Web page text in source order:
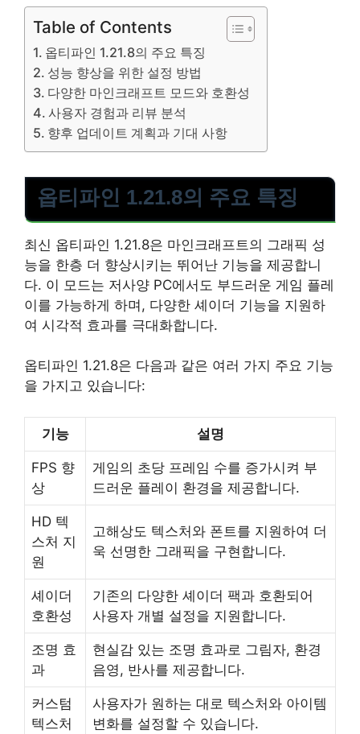
Table of Contents
옵티파인 1.21.8의 주요 특징
성능 향상을 위한 설정 방법
다양한 마인크래프트 모드와 호환성
사용자 경험과 리뷰 분석
향후 업데이트 계획과 기대 사항
옵티파인 1.21.8의 주요 특징
최신 옵티파인 1.21.8은 마인크래프트의 그래픽 성
능을 한층 더 향상시키는 뛰어난 기능을 제공합니
다. 이 모드는 저사양 PC에서도 부드러운 게임 플레
이를 가능하게 하며, 다양한 셰이더 기능을 지원하
여 시각적 효과를 극대화합니다.
옵티파인 1.21.8은 다음과 같은 여러 가지 주요 기능
을 가지고 있습니다:
기능 설명
FPS 향
상
게임의 초당 프레임 수를 증가시켜 부
드러운 플레이 환경을 제공합니다.
HD 텍
스처 지
원
고해상도 텍스처와 폰트를 지원하여 더
욱 선명한 그래픽을 구현합니다.
셰이더
호환성
기존의 다양한 셰이더 팩과 호환되어
사용자 개별 설정을 지원합니다.
조명 효
과
현실감 있는 조명 효과로 그림자, 환경
음영, 반사를 제공합니다.
커스텀
텍스처
사용자가 원하는 대로 텍스처와 아이템
변화를 설정할 수 있습니다.